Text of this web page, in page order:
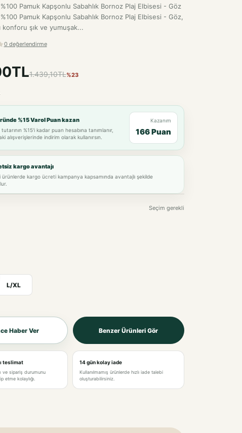
Pamuk Kapşonlu Sabahlık Bornoz Plaj Elbisesi - Göz
Pamuk Kapşonlu Sabahlık Bornoz Plaj Elbisesi - Göz,
konforu şık ve yumuşak...
0 değerlendirme
1.439,10TL%23
%15 Varol Puan kazan
%15'i kadar puan hesabına tanımlanır,
alışverişlerinde indirim olarak kullanırsın.
Kazanım
166 Puan
kargo avantajı
ürünlerde kargo ücreti kampanya kapsamında avantajlı şekilde
Seçim gerekli
L/XL
Haber Ver Benzer Ürünleri Gör
teslimat
ve sipariş durumunu
etme kolaylığı.
14 gün kolay iade
Kullanılmamış ürünlerde hızlı iade talebi
oluşturabilirsiniz.